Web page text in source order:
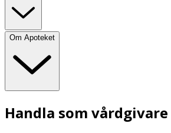
Om Apoteket
Handla som